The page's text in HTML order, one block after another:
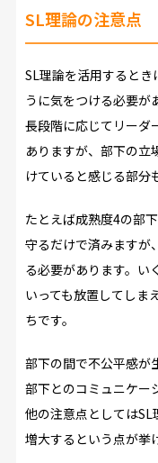
SL理論の注意点
SL理論を活用すると
うに気をつける必要が
長段階に応じてリーダ
ありますが、部下の立
けていると感じる部分
たとえば成熟度4の部
守るだけで済みますが
る必要があります。い
いっても放置してしま
ちです。
部下の間で不公平感が
部下とのコミュニケー
他の注意点としては
増大するという点が挙